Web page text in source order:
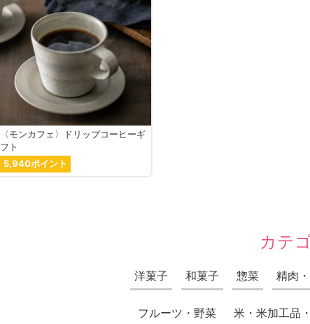
〈モンカフェ〉ドリップコーヒーギ
フト
5,940ポイント
カテ
洋菓子 和菓子 惣菜 精肉
フルーツ・野菜 米・米加工品